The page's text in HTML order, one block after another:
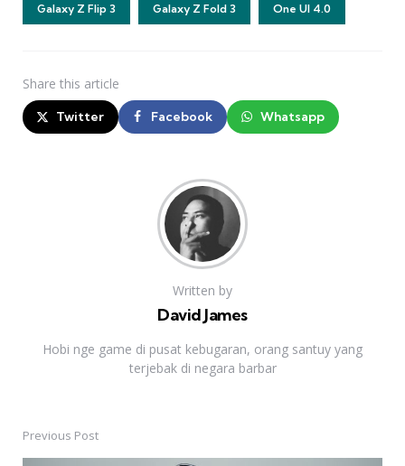
Galaxy Z Flip 3 Galaxy Z Fold 3 One UI 4.0
Share this article
Twitter Facebook Whatsapp
Written by
David James
Hobi nge game di pusat kebugaran, orang santuy yang
terjebak di negara barbar
PostPrevious Post